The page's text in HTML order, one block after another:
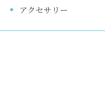
アクセサリー